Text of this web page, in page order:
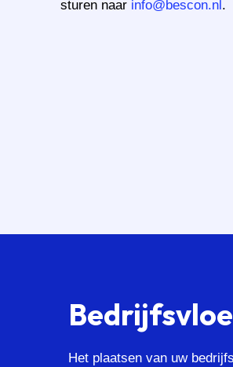
sturen naar info@bescon.nl.
Het plaatsen van uw